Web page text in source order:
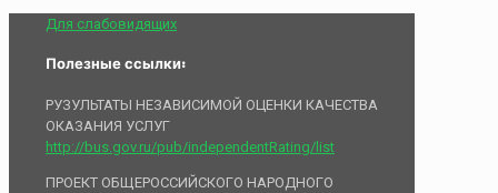
Для слабовидящих
Полезные ссылки:
РУЗУЛЬТАТЫ НЕЗАВИСИМОЙ ОЦЕНКИ КАЧЕСТВА
ОКАЗАНИЯ УСЛУГ
http://bus.gov.ru/pub/independentRating/list
ПРОЕКТ ОБЩЕРОССИЙСКОГО НАРОДНОГО